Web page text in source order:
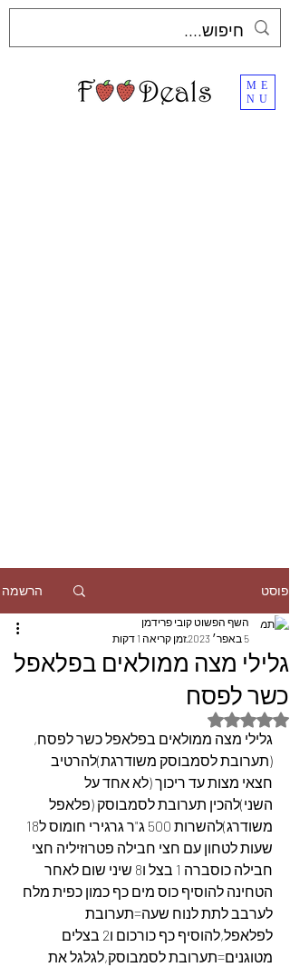
ME
NU
פוסט הרשמה
גלילי מצה ממולאים בפלאפל
כשר לפסח
השף הפשוט קובי פרידמן
5 באפר׳ 2023
זמן קריאה 1 דקות
דירוג של NaN מתוך 5 כוכבים
גלילי מצה ממולאים בפלאפל כשר לפסח,
(תערובת לסמבוסק משודרגת)להרטיב
חצאי מצות עד ריכוך (לא אחד על
השני)להכין תערובת לסמבוסק (פלאפל
שעות לטחון עם חצי חבילה פטרוזיליה חצי
חבילה כוסברה 1 בצל ו8 שיני שום לאחר
הטחינה להוסיף כוס מים כף כמון כפית מלח
לערבב לתת לנוח שעה=תערובת
לפלאפל,להוסיף כף כורכום ו2 בצלים
מטוגנים=תערובת לסמבוסק,לגלגל את